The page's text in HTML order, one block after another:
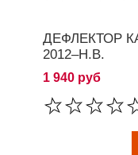
ДЕФЛЕКТОР
2012–Н.В.
1 940 руб